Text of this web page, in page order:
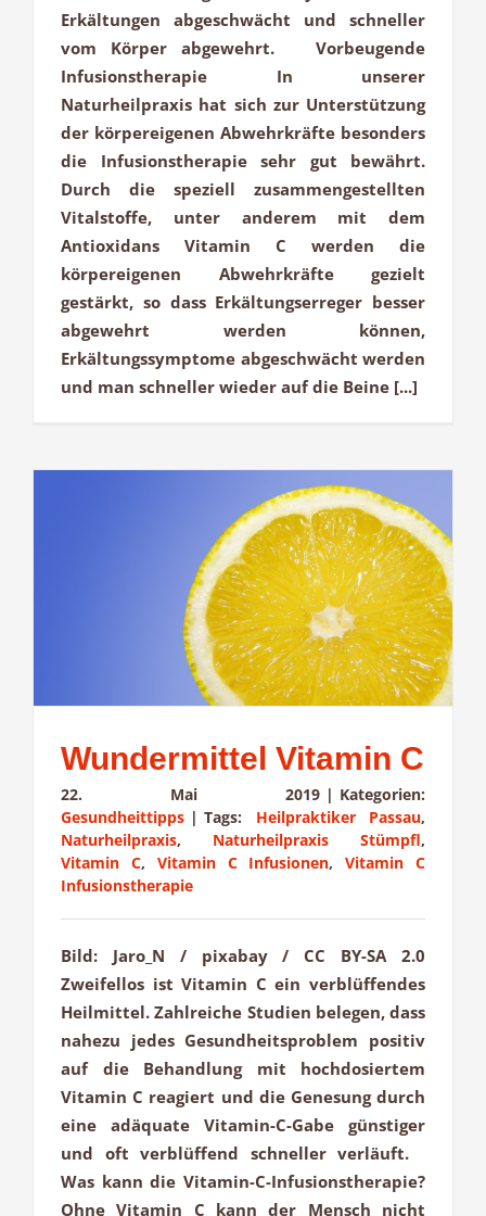
Erkältungen abgeschwächt und schneller
vom Körper abgewehrt. Vorbeugende
Infusionstherapie In unserer
Naturheilpraxis hat sich zur Unterstützung
der körpereigenen Abwehrkräfte besonders
die Infusionstherapie sehr gut bewährt.
Durch die speziell zusammengestellten
Vitalstoffe, unter anderem mit dem
Antioxidans Vitamin C werden die
körpereigenen Abwehrkräfte gezielt
gestärkt, so dass Erkältungserreger besser
abgewehrt werden können,
Erkältungssymptome abgeschwächt werden
und man schneller wieder auf die Beine [...]
Wundermittel Vitamin C
22. Mai 2019 | Kategorien:
Gesundheittipps | Tags: Heilpraktiker Passau,
Naturheilpraxis, Naturheilpraxis Stümpfl,
Vitamin C, Vitamin C Infusionen,Vitamin C
Infusionstherapie
Bild: Jaro_N / pixabay / CC BY-SA 2.0
Zweifellos ist Vitamin C ein verblüffendes
Heilmittel. Zahlreiche Studien belegen, dass
nahezu jedes Gesundheitsproblem positiv
auf die Behandlung mit hochdosiertem
Vitamin C reagiert und die Genesung durch
eine adäquate Vitamin-C-Gabe günstiger
und oft verblüffend schneller verläuft.
Was kann die Vitamin-C-Infusionstherapie?
Ohne Vitamin C kann der Mensch nicht